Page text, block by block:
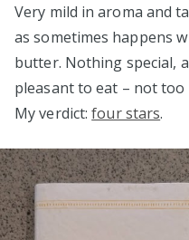
Very mild in aroma and
as sometimes happens
butter. Nothing special,
pleasant to eat – not too
My verdict:four stars.